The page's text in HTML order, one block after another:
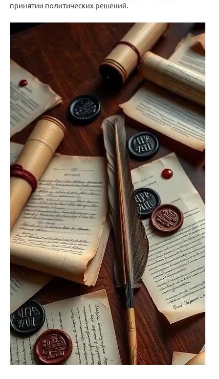
принятии политических решений.